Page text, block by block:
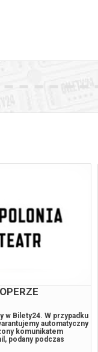
w Warszawie
w Warszawie
w Warszawie
w Warszawie
w Warszawie
w Warszawie
w Bilety24. W przypadku
automatyczny
komunikatem
podany podczas